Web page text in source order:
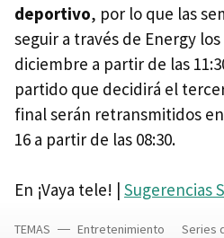
deportivo, por lo que las
seguir a través de Energy los
diciembre a partir de las
partido que decidirá el
final serán retransmitidos
16 a partir de las 08:30.
En ¡Vaya tele! | Sugerencias
TEMAS Entretenimiento Series